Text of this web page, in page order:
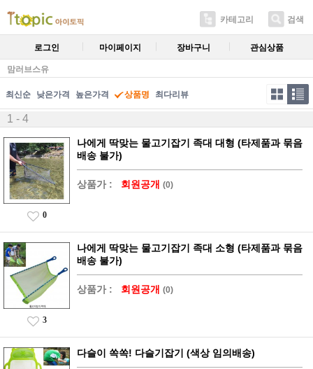
카테고리 검색
로그인 마이페이지 장바구니 관심상품
맘러브스유
최신순 낮은가격 높은가격 상품명 최다리뷰
1 - 4
나에게 딱맞는 물고기잡기 족대 대형 (타제품과 묶음
배송 불가)
상품가 : 회원공개 (0)
0
나에게 딱맞는 물고기잡기 족대 소형 (타제품과 묶음
배송 불가)
상품가 : 회원공개 (0)
3
다슬이 쏙쏙! 다슬기잡기 (색상 임의배송)